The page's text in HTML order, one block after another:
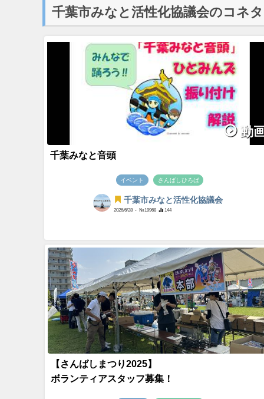
千葉市みなと活性化協議会のコネタ
動
千葉みなと音頭
イベント さんばしひろば
千葉市みなと活性化協議会
2026/6/28 - №19968 144
【さんばしまつり2025】
ボランティアスタッフ募集！